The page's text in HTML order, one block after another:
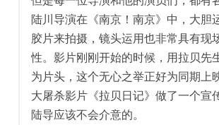
陆川导演在《南京！南京》中，大胆
胶片来拍摄，镜头运用也非常具有现
性。影片刚刚开始的时候，用拉贝先
为片头，这个无心之举正好为同期上
大屠杀影片《拉贝日记》做了一个宣
陆导应该不会介意的。